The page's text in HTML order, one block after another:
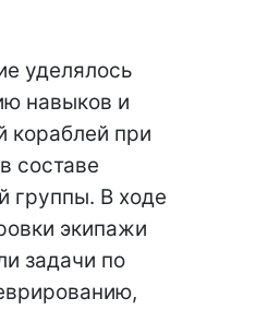
уделялось
навыков и
кораблей при
составе
группы. В ходе
экипажи
задачи по